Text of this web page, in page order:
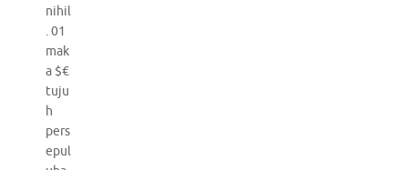
nihil
. 01
mak
a $€
tuju
h
pers
epul